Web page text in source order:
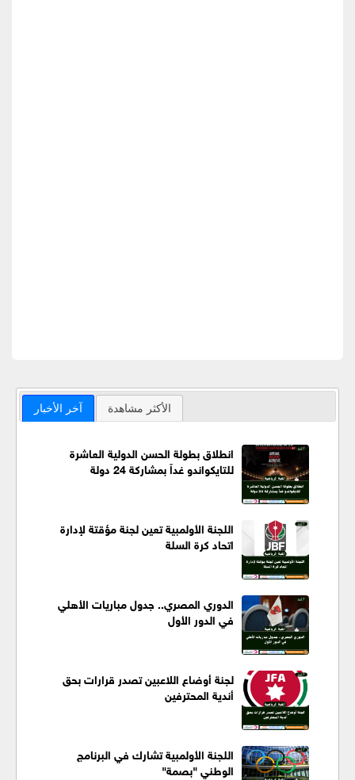
آخر الأخبار الأكثر مشاهدة
انطلاق بطولة الحسن الدولية العاشرة
للتايكواندو غداً بمشاركة 24 دولة
اللجنة الأولمبية تعين لجنة مؤقتة لإدارة
اتحاد كرة السلة
الدوري المصري.. جدول مباريات الأهلي
في الدور الأول
لجنة أوضاع اللاعبين تصدر قرارات بحق
أندية المحترفين
اللجنة الأولمبية تشارك في البرنامج
الوطني "بصمة"